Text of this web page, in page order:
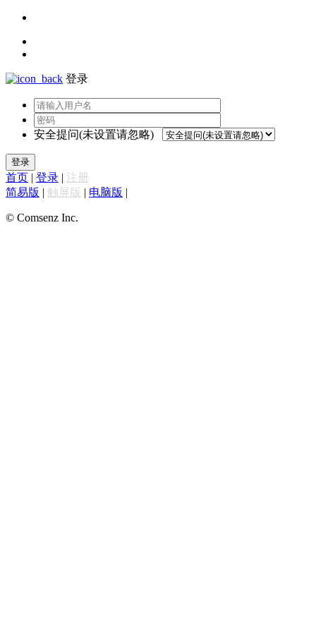
登录
安全提问(未设置请忽略)
登录
首页 | 登录 | 注册
简易版 | 触屏版 | 电脑版 |
© Comsenz Inc.